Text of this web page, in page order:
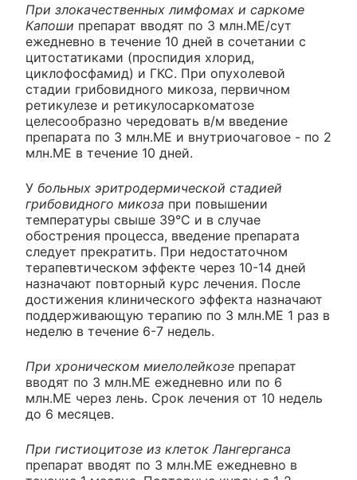
При злокачественных лимфомах и саркоме
Капоши препарат вводят по 3 млн.ME/сут
ежедневно в течение 10 дней в сочетании с
цитостатиками (проспидия хлорид,
циклофосфамид) и ГКС. При опухолевой
стадии грибовидного микоза, первичном
ретикулезе и ретикулосаркоматозе
целесообразно чередовать в/м введение
препарата по 3 млн.ME и внутриочаговое - по 2
млн.ME в течение 10 дней.
У больных эритродермической стадией
грибовидного микоза при повышении
температуры свыше 39°С и в случае
обострения процесса, введение препарата
следует прекратить. При недостаточном
терапевтическом эффекте через 10-14 дней
назначают повторный курс лечения. После
достижения клинического эффекта назначают
поддерживающую терапию по 3 млн.ME 1 раз в
неделю в течение 6-7 недель.
При хроническом миелолейкозе препарат
вводят по 3 млн.ME ежедневно или по 6
млн.ME через лень. Срок лечения от 10 недель
до 6 месяцев.
При гистиоцитозе из клеток Лангерганса
препарат вводят по 3 млн.ME ежедневно в